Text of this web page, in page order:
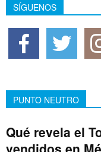
SÍGUENOS
PUNTO NEUTRO
Qué revela el
vendidos en